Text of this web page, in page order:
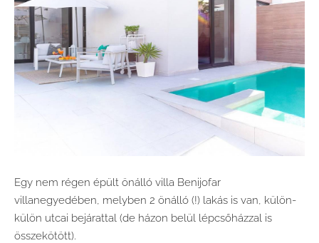
Egy nem régen épült önálló villa Benijofar
villanegyedében, melyben 2 önálló (!) lakás is van, külön-
külön utcai bejárattal (de házon belül lépcsőházzal is
összekötött).